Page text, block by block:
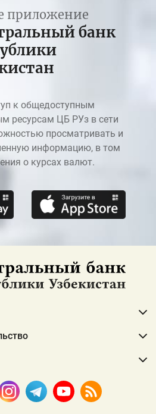
приложение
банк
к общедоступным
ресурсам ЦБ РУз в сети
просматривать и
информацию, в том
о курсах валют.